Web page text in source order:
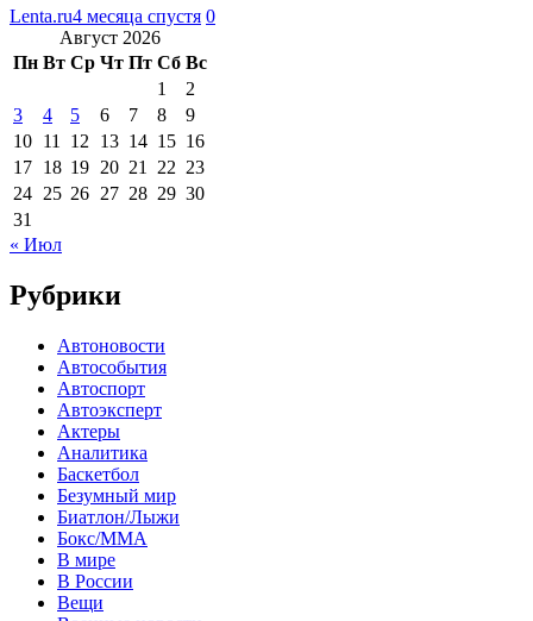
Lenta.ru4 месяца спустя 0
Август 2026
Пн Вт Ср Чт Пт Сб Вс
1
2
3
4 5 6 7 8
9
10 11 12 13 14 15 16
17 18 19 20 21 22 23
24 25 26 27 28 29 30
31
« Июл
Рубрики
Автоновости
Автособытия
Автоспорт
Автоэксперт
Актеры
Аналитика
Баскетбол
Безумный мир
Биатлон/Лыжи
Бокс/MMA
В мире
В России
Вещи